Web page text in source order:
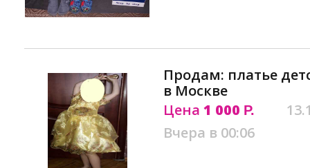
Продам: платье
в Москве
Цена 1 000 Р.
Вчера в 00:06